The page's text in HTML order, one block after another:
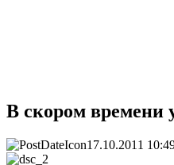
В скором времени
17.10.2011